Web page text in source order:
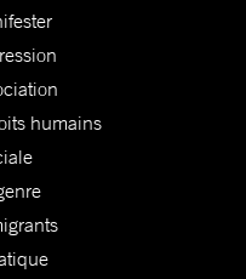
humains